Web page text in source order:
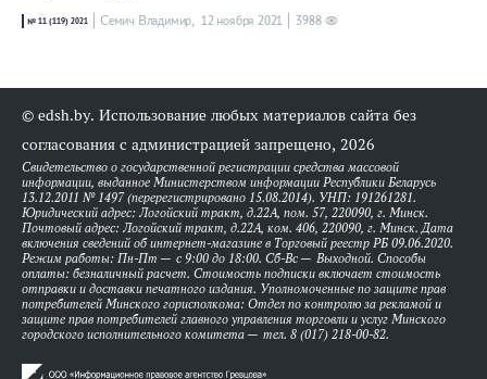
№ 11 (119) 2021 Семич Владимир, 12 ноября 2021 3988
© edsh.by. Использование любых материалов сайта без
согласования с администрацией запрещено, 2026
Свидетельство о государственной регистрации средства массовой
информации, выданное Министерством информации Республики Беларусь
13.12.2011 № 1497 (перерегистрировано 15.08.2014). УНП: 191261281.
Юридический адрес: Логойский тракт, д.22А, пом. 57, 220090, г. Минск.
Почтовый адрес: Логойский тракт, д.22А, ком. 406, 220090, г. Минск. Дата
включения сведений об интернет-магазине в Торговый реестр РБ 09.06.2020.
Режим работы: Пн-Пт — с 9:00 до 18:00. Сб-Вс — Выходной. Способы
оплаты: безналичный расчет. Стоимость подписки включает стоимость
отправки и доставки печатного издания. Уполномоченные по защите прав
потребителей Минского горисполкома: Отдел по контролю за рекламой и
защите прав потребителей главного управления торговли и услуг Минского
городского исполнительного комитета — тел. 8 (017) 218-00-82.